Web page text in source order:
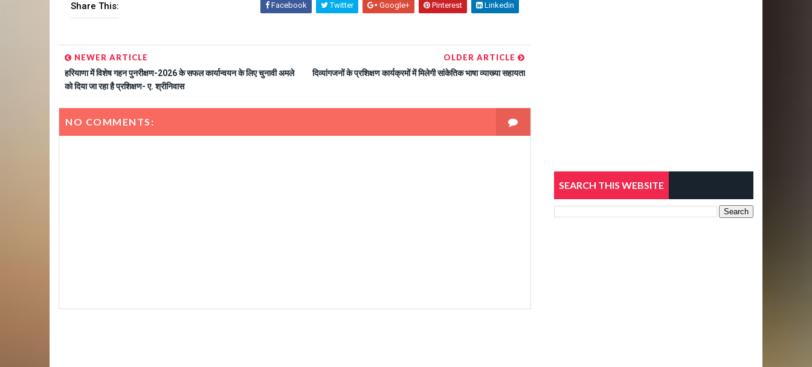
Share This: Facebook Twitter Google+ Pinterest Linkedin
NEWER ARTICLE
हरियाणा में विशेष गहन पुनरीक्षण-2026 के सफल कार्यान्वयन के लिए चुनावी अमले
को दिया जा रहा है प्रशिक्षण- ए. श्रीनिवास
OLDER ARTICLE
दिव्यांगजनों के प्रशिक्षण कार्यक्रमों में मिलेगी सांकेतिक भाषा व्याख्या सहायता
NO COMMENTS:
SEARCH THIS WEBSITE